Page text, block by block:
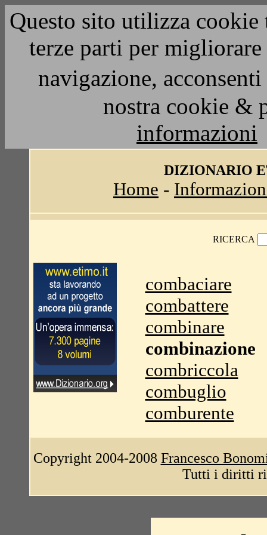
Questo sito utilizza
terze parti per
navigazione,
nostra cookie &
informazioni
DIZIONARIO
Home -
RICERCA
combaciare
combattere
combinare
combinazione
combriccola
combuglio
comburente
Copyright 2004-2008 Francesco
Tutti i diritti